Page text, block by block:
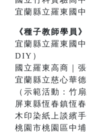
宜蘭縣立羅東國中
《種子教師學員》
宜蘭縣立羅東國
DIY）
國立羅東高商｜
宜蘭縣立慈心華
（示範活動：竹扇
屏東縣恆春鎮恆
木印染紙上談繽手
桃園市桃園區中